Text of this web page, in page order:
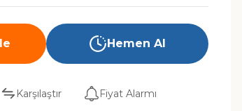
Hemen Al
Karşılaştır Fiyat Alarmı